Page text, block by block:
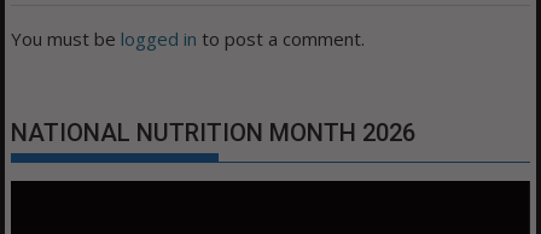
You must be logged in to post a comment.
NATIONAL NUTRITION MONTH 2026